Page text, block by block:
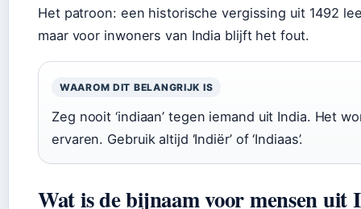
Het patroon: een historische vergissing uit 1492
maar voor inwoners van India blijft het fout.
WAAROM DIT BELANGRIJK IS
Zeg nooit ‘indiaan’ tegen iemand uit India. Het
ervaren. Gebruik altijd ‘Indiër’ of ‘Indiaas’.
Wat is de bijnaam voor mensen uit